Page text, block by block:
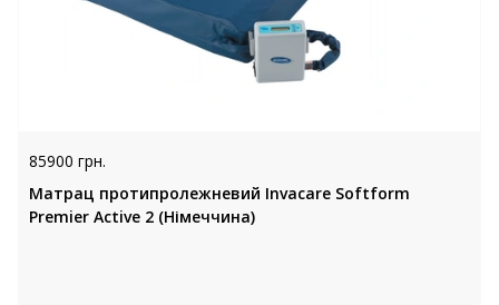
85900 грн.
Матрац протипролежневий Invacare Softform
Premier Active 2 (Німеччина)